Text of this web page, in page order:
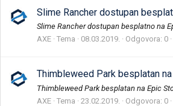
Slime Rancher dostupan
Slime Rancher dostupan besplatno na
AXE Tema 08.03.2019. Odgovora: 0
Thimbleweed Park besplatan
Thimbleweed Park besplatan na Epic
AXE Tema 23.02.2019. Odgovora: 0